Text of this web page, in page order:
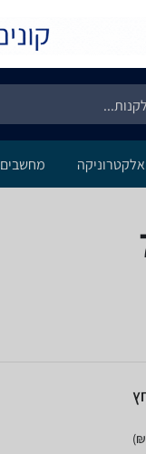
מחשבים